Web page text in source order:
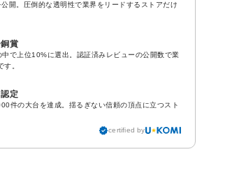
開。圧倒的な透明性で業界をリードするストアだけ
賞
で上位10%に選出。認証済みレビューの公開数で業
。
定
件の大台を達成。揺るぎない信頼の頂点に立つスト
certified by